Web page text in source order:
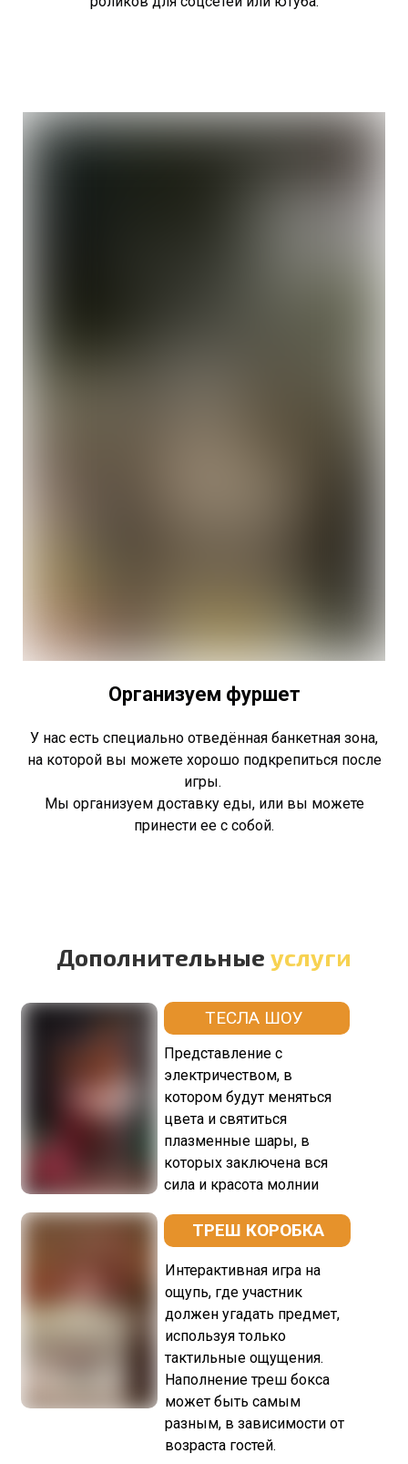
Организуем фуршет
У нас есть специально отведённая банкетная зона,
на которой вы можете хорошо подкрепиться после
игры.
Мы организуем доставку еды, или вы можете
принести ее с собой.
Представление с
электричеством, в
котором будут меняться
цвета и святиться
плазменные шары, в
которых заключена вся
сила и красота молнии
ТЕСЛА ШОУ
ТРЕШ КОРОБКА
Интерактивная игра на
ощупь, где участник
должен угадать предмет,
используя только
тактильные ощущения.
Наполнение треш бокса
может быть самым
разным, в зависимости от
возраста гостей.
Дополнительные услуги